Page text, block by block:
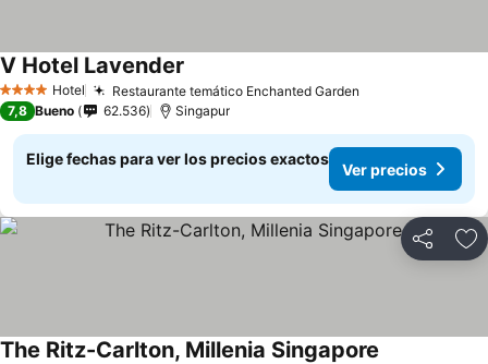
4 EstrellasHotel Restaurante temático Enchanted Garden
V Hotel Lavender
7,8 Bueno 62.536 Singapur
Elige fechas para ver los precios exactos
Ver precios
Compartir
The Ritz-Carlton, Millenia Singapore